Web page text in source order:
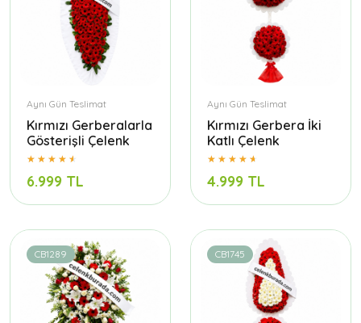
Aynı Gün Teslimat
Kırmızı Gerberalarla
Gösterişli Çelenk
6.999 TL
Aynı Gün Teslimat
Kırmızı Gerbera İki
Katlı Çelenk
4.999 TL
CB1289 CB1745